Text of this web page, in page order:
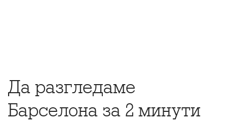
Да разгледаме
Барселона за 2 минути